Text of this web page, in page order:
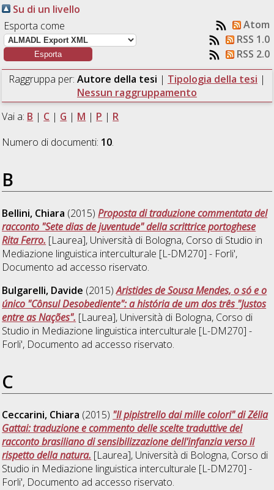
Su di un livello
Esporta come
Atom
RSS 1.0
RSS 2.0
Raggruppa per: Autore della tesi | Tipologia della tesi |
Nessun raggruppamento
Vai a: B | C | G | M | P | R
Numero di documenti: 10.
B
Bellini, Chiara (2015)Proposta di traduzione commentata del
racconto "Sete dias de juventude" della scrittrice portoghese
Rita Ferro. [Laurea], Università di Bologna, Corso di Studio in
Mediazione linguistica interculturale [L-DM270] - Forli',
Documento ad accesso riservato.
Bulgarelli, Davide (2015)Aristides de Sousa Mendes, o só e o
único "Cônsul Desobediente": a história de um dos três "Justos
entre as Nações". [Laurea], Università di Bologna, Corso di
Studio in Mediazione linguistica interculturale [L-DM270] -
Forli', Documento ad accesso riservato.
C
Ceccarini, Chiara (2015) "Il pipistrello dai mille colori" di Zélia
Gattai: traduzione e commento delle scelte traduttive del
racconto brasiliano di sensibilizzazione dell'infanzia verso il
rispetto della natura. [Laurea], Università di Bologna, Corso di
Studio in Mediazione linguistica interculturale [L-DM270] -
Forli', Documento ad accesso riservato.